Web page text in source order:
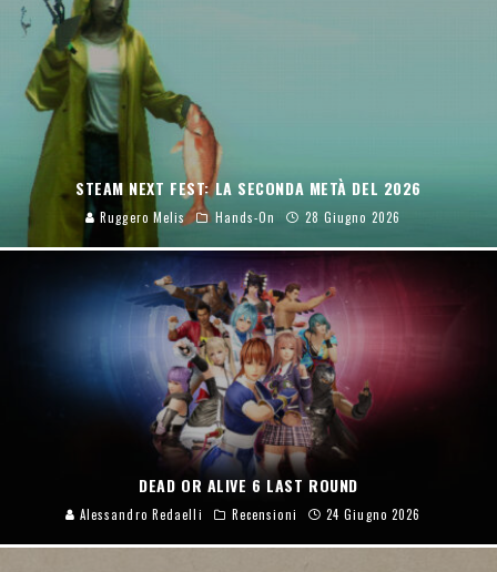
STEAM NEXT FEST: LA SECONDA METÀ DEL 2026
Ruggero Melis Hands-On 28 Giugno 2026
DEAD OR ALIVE 6 LAST ROUND
Alessandro Redaelli Recensioni 24 Giugno 2026